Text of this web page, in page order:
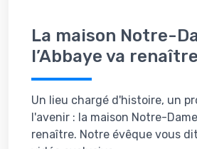
La maison Notre-
l’Abbaye va renaître
Un lieu chargé d'histoire, un
l'avenir : la maison Notre-
renaître. Notre évêque vous